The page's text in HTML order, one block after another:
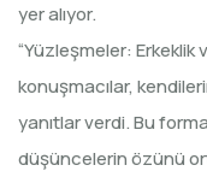
yer alıyor.
“Yüzleşmeler: Erkeklik
konuşmacılar,
yanıtlar verdi. Bu
düşüncelerin özünü